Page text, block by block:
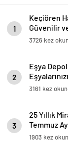
1
Keçiören
Güvenilir
Hizmetin
3726 kez
2
Eşya
3161 kez
3
25 Yıllık
Temmuz
1903 kez